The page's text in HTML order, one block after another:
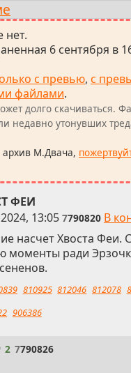
нет.
6 сентября в
с превью, с
файлами.
долго скачиваться.
недавно утонувших
архив М.Двача,
ФЕИ
13:05 7790820 В
насчет Хвоста Феи.
моменты ради
810925 812046 812078
906386
2 7790826